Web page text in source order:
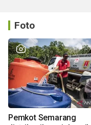
Foto
Pemkot Semarang